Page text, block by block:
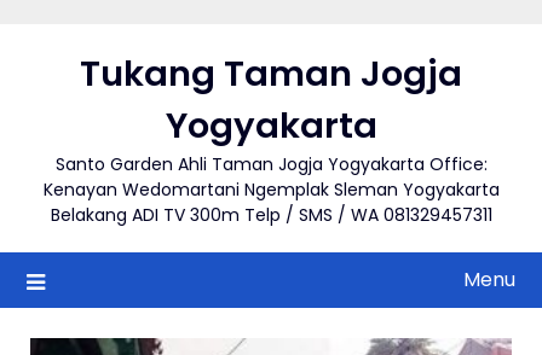
Tukang Taman Jogja
Yogyakarta
Santo Garden Ahli Taman Jogja Yogyakarta Office:
Kenayan Wedomartani Ngemplak Sleman Yogyakarta
Belakang ADI TV 300m Telp / SMS / WA 081329457311
Menu